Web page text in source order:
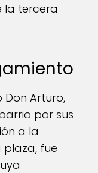
la tercera
Don Arturo,
por sus
a la
plaza, fue